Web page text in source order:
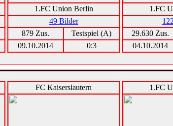
1.FC Union Berlin
49 Bilder
879 Zus.
Testspiel (A)
09.10.2014
0:3
1.FC
29.630 Zus.
04.10.2014
FC Kaiserslautern 1.FC